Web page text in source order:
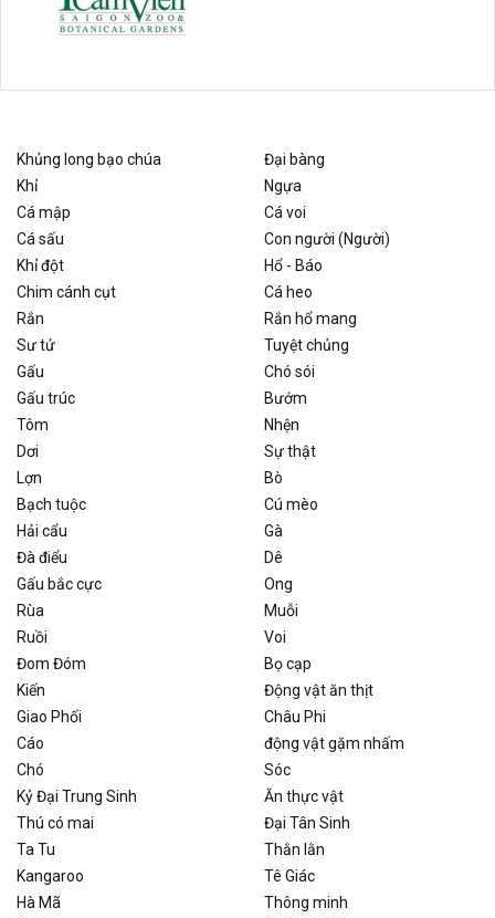
Khủng long bạo chúa
Đại bàng
Khỉ
Ngựa
Cá mập
Cá voi
Cá sấu
Con người (Người)
Khỉ đột
Hổ - Báo
Chim cánh cụt
Cá heo
Rắn
Rắn hổ mang
Sư tử
Tuyệt chủng
Gấu
Chó sói
Gấu trúc
Bướm
Tôm
Nhện
Dơi
Sự thật
Lợn
Bò
Bạch tuộc
Cú mèo
Hải cẩu
Gà
Đà điểu
Dê
Gấu bắc cực
Ong
Rùa
Muỗi
Ruồi
Voi
Đom Đóm
Bọ cạp
Kiến
Động vật ăn thịt
Giao Phối
Châu Phi
Cáo
động vật gặm nhấm
Chó
Sóc
Kỷ Đại Trung Sinh
Ăn thực vật
Thú có mai
Đại Tân Sinh
Ta Tu
Thằn lằn
Kangaroo
Tê Giác
Hà Mã
Thông minh